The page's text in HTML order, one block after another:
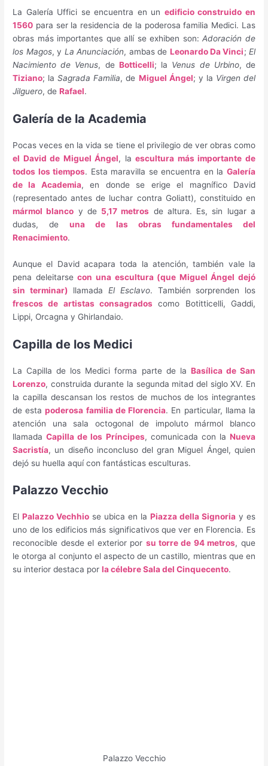
La Galería Uffici se encuentra en un edificio construido en
1560 para ser la residencia de la poderosa familia Medici. Las
obras más importantes que allí se exhiben son:Adoración de
los Magos, y La Anunciación, ambas de Leonardo Da Vinci; El
Nacimiento de Venus, de Botticelli; la Venus de Urbino, de
Tiziano; laSagrada Familia, de Miguel Ángel; y la Virgen del
Jilguero, deRafael.
Galería de la Academia
Pocas veces en la vida se tiene el privilegio de ver obras como
el David de Miguel Ángel, laescultura más importante de
todos los tiempos. Esta maravilla se encuentra en la Galería
de la Academia, en donde se erige el magnífico David
(representado antes de luchar contra Goliatt), constituido en
mármol blanco y de 5,17 metros de altura. Es, sin lugar a
dudas, deuna de las obras fundamentales del
Renacimiento.
Aunque el David acapara toda la atención, también vale la
pena deleitarsecon una escultura (que Miguel Ángel dejó
sin terminar) llamadaEl Esclavo. También sorprenden los
frescos de artistas consagrados como Botitticelli, Gaddi,
Lippi, Orcagna y Ghirlandaio.
Capilla de los Medici
La Capilla de los Medici forma parte de la Basílica de San
Lorenzo, construida durante la segunda mitad del siglo XV. En
la capilla descansan los restos de muchos de los integrantes
de estapoderosa familia de Florencia. En particular, llama la
atención una sala octogonal de impoluto mármol blanco
llamadaCapilla de los Príncipes, comunicada con la Nueva
Sacristía, un diseño inconcluso del gran Miguel Ángel, quien
dejó su huella aquí con fantásticas esculturas.
Palazzo Vecchio
ElPalazzo Vechhio se ubica en laPiazza della Signoria y es
uno de los edificios más significativos que ver en Florencia. Es
reconocible desde el exterior por su torre de 94 metros, que
le otorga al conjunto el aspecto de un castillo, mientras que en
su interior destaca porla célebre Sala del Cinquecento.
Palazzo Vecchio